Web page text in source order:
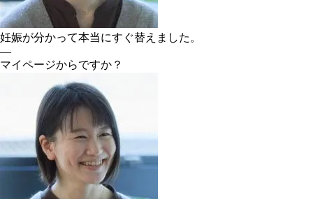
妊娠が分かって本当にすぐ替えました。
―
マイページからですか？